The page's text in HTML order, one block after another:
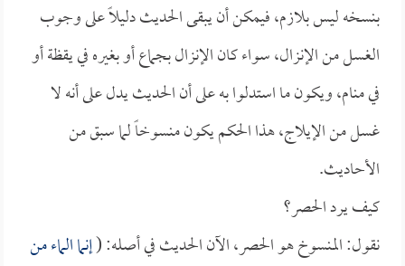
بنسخه ليس بلازم، فيمكن أن يبقى الحديث دليلاً على وجوب
الغسل من الإنزال، سواء كان الإنزال بجماع أو بغيره في يقظة أو
في منام، ويكون ما استدلوا به على أن الحديث يدل على أنه لا
غسل من الإيلاج، هذا الحكم يكون منسوخاً لما سبق من
الأحاديث.
كيف يرد الحصر؟
نقول: المنسوخ هو الحصر، الآن الحديث في أصله: (إنما الماء من